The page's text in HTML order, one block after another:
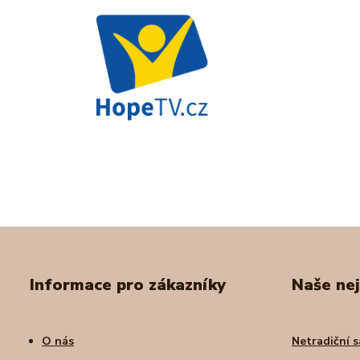
Informace pro zákazníky
O nás
Naše
Netradiční